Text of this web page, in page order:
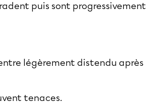
puis sont progressivement
légèrement distendu après
tenaces.